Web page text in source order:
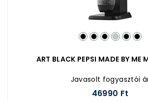
ART BLACK PEPSI MADE BY ME
Javasolt fogyasztói
46990 Ft